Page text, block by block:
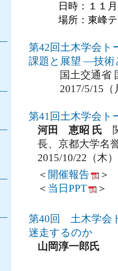
日時： １１
場所：東峰テ
第42回土木学会
課題と展望 ―技術
国土交通省 国
2017/5/15（
第41回土木学会
河田 恵昭 氏
長、京都大学名
2015/10/22（木）
＜ 開催報告
＞
＜ 当日PPT ＞
第40回 土木学会
迷走するのか
山岡淳一郎氏